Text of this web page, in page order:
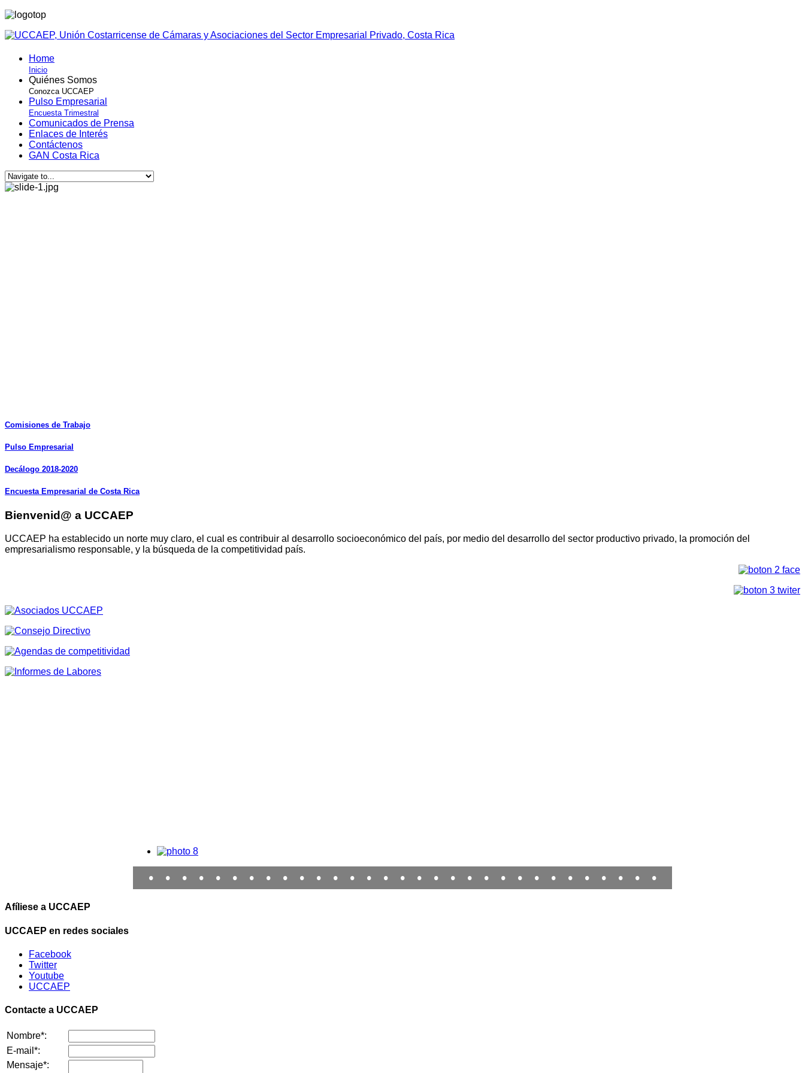
Home
Inicio
Quiénes Somos
Conozca UCCAEP
Pulso Empresarial
Encuesta Trimestral
Comunicados de Prensa
Enlaces de Interés
Contáctenos
GAN Costa Rica
Comisiones de Trabajo
Pulso Empresarial
Decálogo 2018-2020
Encuesta Empresarial de Costa Rica
Bienvenid@ a UCCAEP
UCCAEP ha establecido un norte muy claro, el cual es contribuir al desarrollo socioeconómico del país, por medio del desarrollo del sector productivo privado, la promoción del
empresarialismo responsable, y la búsqueda de la competitividad país.
• • • • • • • • • • • • • • • • • • • • • • • • • • • • • • •
Afíliese a UCCAEP
UCCAEP en redes sociales
Facebook
Twitter
Youtube
UCCAEP
Contacte a UCCAEP
Nombre*:
E-mail*:
Mensaje*: